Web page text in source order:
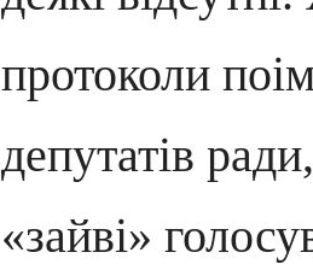
протоколи
депутатів
«зайві»